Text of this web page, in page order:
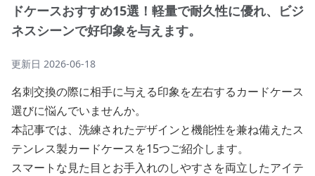
ドケースおすすめ15選！軽量で耐久性に優れ、ビジ
ネスシーンで好印象を与えます。
更新日 2026-06-18
名刺交換の際に相手に与える印象を左右するカードケース
選びに悩んでいませんか。
本記事では、洗練されたデザインと機能性を兼ね備えたス
テンレス製カードケースを15つご紹介します。
スマートな見た目とお手入れのしやすさを両立したアイテ